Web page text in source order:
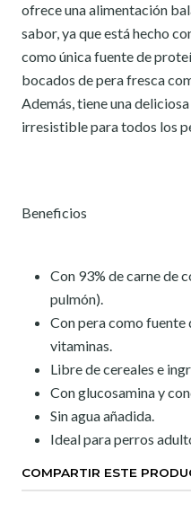
ofrece una alimentación
sabor, ya que está hecho
como única fuente de
bocados de pera fresca
Además, tiene una
irresistible para todos los
Beneficios
Con 93% de carne de
pulmón).
Con pera como
vitaminas.
Libre de cereales e
Con glucosamina y
Sin agua añadida.
Ideal para perros
COMPARTIR ESTE